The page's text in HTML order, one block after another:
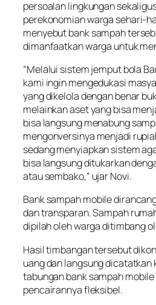
persoalan lingkungan
perekonomian warga sehari-
menyebut bank sampah
dimanfaatkan warga untuk
“Melalui sistem jemput bola
kami ingin mengedukasi
yang dikelola dengan benar
melainkan aset yang bisa
bisa langsung menabung
mengonversinya menjadi
sedang menyiapkan sistem
bisa langsung ditukarkan
atau sembako,” ujar Novi.
Bank sampah mobile
dan transparan. Sampah
dipilah oleh warga ditimbang
Hasil timbangan tersebut
uang dan langsung dicatatkan
tabungan bank sampah
pencairannya fleksibel.